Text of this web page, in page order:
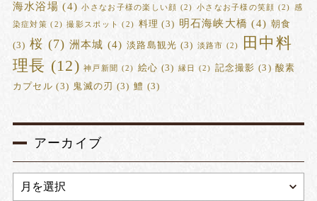
海水浴場 (4) 小さなお子様の楽しい顔 (2) 小さなお子様の笑顔 (2) 感
染症対策 (2) 撮影スポット (2) 料理 (3) 明石海峡大橋 (4) 朝食
(3) 桜 (7) 洲本城 (4) 淡路島観光 (3) 淡路市 (2)
田中料
理長 (12) 神戸新聞 (2) 絵心 (3) 縁日 (2) 記念撮影 (3) 酸素
カプセル (3) 鬼滅の刃 (3) 鱧 (3)
アーカイブ